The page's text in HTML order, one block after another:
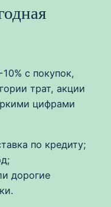
с покупок,
трат, акции
цифрами
по кредиту;
дорогие